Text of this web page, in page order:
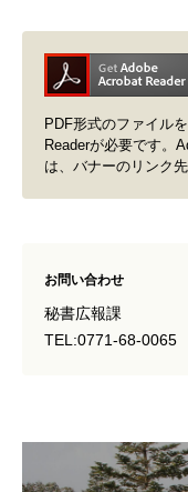
PDF形式のファイル
Readerが必要です。
は、バナーのリンク
お問い合わせ
秘書広報課
TEL:0771-68-0065